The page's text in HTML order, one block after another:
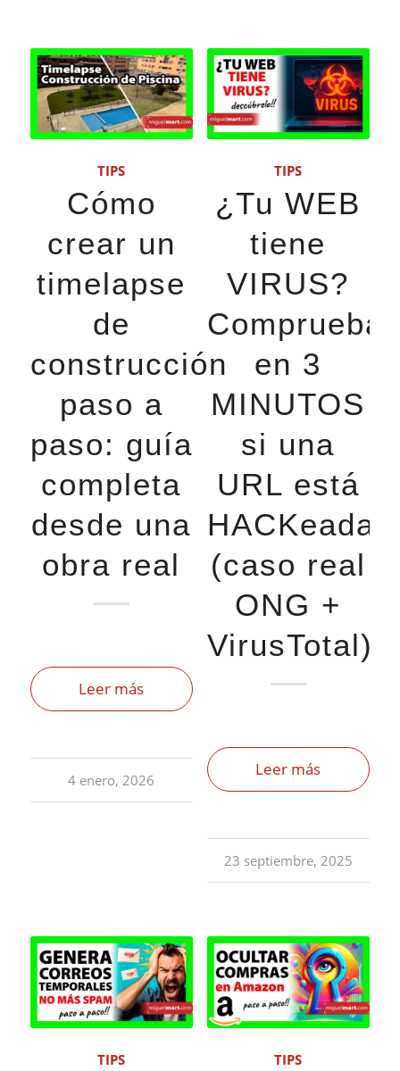
TIPS
Cómo
crear un
timelapse
de
construcción
paso a
paso: guía
completa
desde una
obra real
Leer más
4 enero, 2026
TIPS
¿Tu WEB
tiene
VIRUS?
Comprueba
en 3
MINUTOS
si una
URL está
HACKeada
(caso real
ONG +
VirusTotal)
Leer más
23 septiembre, 2025
TIPS TIPS